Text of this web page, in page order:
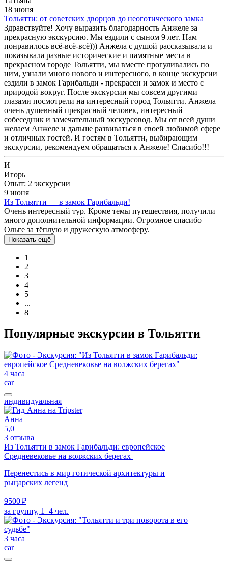
18 июня
Тольятти: от советских дворцов до неоготического замка
Здравствуйте! Хочу выразить благодарность Анжеле за
прекрасную экскурсию. Мы ездили с сыном 9 лет. Нам
понравилось всё-всё-всё))) Анжела с душой рассказывала и
показывала разные исторические и памятные места в
прекрасном городе Тольятти, мы вместе прогуливались по
ним, узнали много нового и интересного, в конце экскурсии
ездили в замок Гарибальди - прекрасен и замок и место с
природой вокруг. После экскурсии мы совсем другими
глазами посмотрели на интересный город Тольятти. Анжела
очень душевный прекрасный человек, интересный
собеседник и замечательный экскурсовод. Мы от всей души
желаем Анжеле и дальше развиваться в своей любимой сфере
и отличных гостей. И гостям в Тольятти, выбирающим
экскурсии, рекомендуем обращаться к Анжеле! Спасибо!!!
И
Игорь
Опыт: 2 экскурсии
9 июня
Из Тольятти — в замок Гарибальди!
Очень интересный тур. Кроме темы путешествия, получили
много дополнительной информации. Огромное спасибо
Ольге за тёплую и дружескую атмосферу.
Показать ещё
1
2
3
4
5
...
8
Популярные экскурсии в Тольятти
4 часа
car
индивидуальная
Анна
5,0
3 отзыва
Из Тольятти в замок Гарибальди: европейское
Средневековье на волжских берегах
Перенестись в мир готической архитектуры и
рыцарских легенд
9500 ₽
за группу, 1–4 чел.
3 часа
car